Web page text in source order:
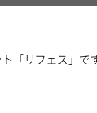
「リフェス」で